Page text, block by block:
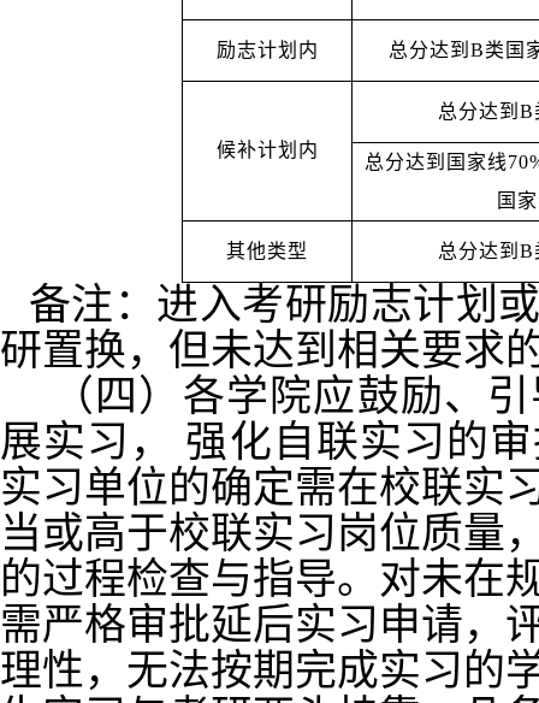
励志计划内 总分达到B类国
候补计划内
总分达到
总分达到国家线
国
其他类型 总分达到
备注：进入考研励志计划
研置换，但未达到相关要求
（四）各学院应鼓励、
展实习，
强化自联实习的
实习单位的确定需在校联实
当或高于校联实习岗位质量
的过程检查与指导。对未在
需严格审批延后实习申请，
理性，无法按期完成实习的